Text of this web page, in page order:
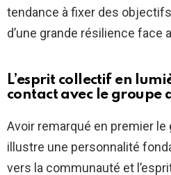
tendance à fixer des
d’une grande résilience face
L’esprit collectif en
contact avec le groupe
Avoir remarqué en premier le
illustre une personnalité
vers la communauté et